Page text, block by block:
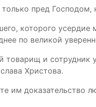
пред
которого усердие
по великой
товарищ и сотрудник
Христова.
им доказательство